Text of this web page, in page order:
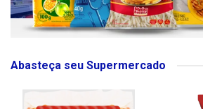
Abasteça seu Supermercado